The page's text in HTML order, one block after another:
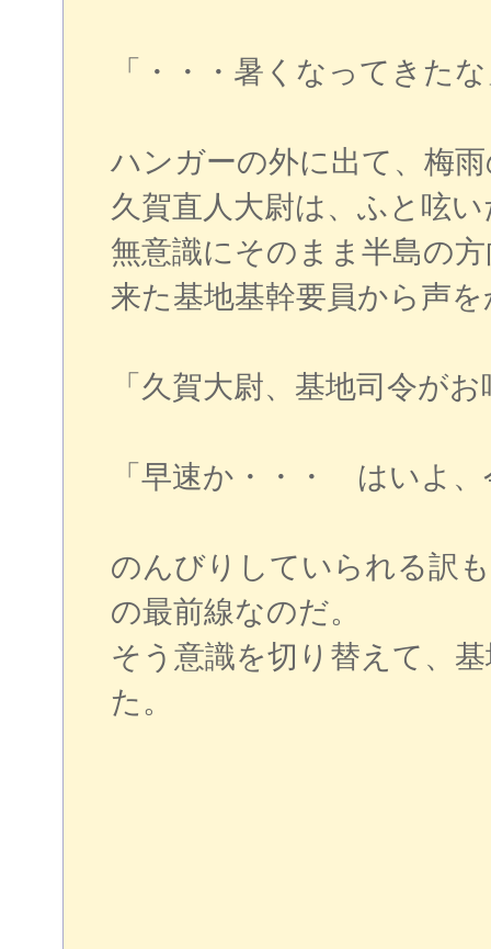
「・・・暑くなってきた
ハンガーの外に出て、梅
久賀直人大尉は、ふと呟い
無意識にそのまま半島の
来た基地基幹要員から声
「久賀大尉、基地司令が
「早速か・・・ はいよ、
のんびりしていられる訳
の最前線なのだ。
そう意識を切り替えて、
た。